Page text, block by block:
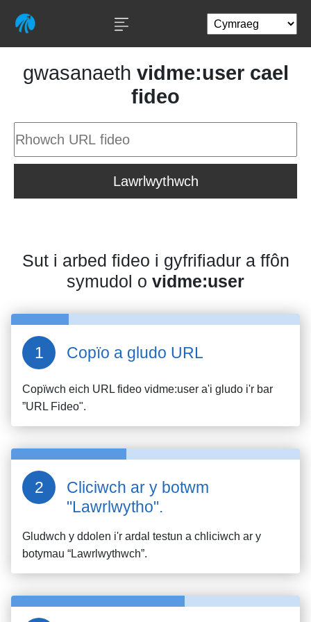
gwasanaeth vidme:user cael
fideo
Lawrlwythwch
Sut i arbed fideo i gyfrifiadur a ffôn
symudol o vidme:user
Copïo a gludo URL
Copïwch eich URL fideo vidme:user a'i gludo i'r bar
”URL Fideo".
Cliciwch ar y botwm
"Lawrlwytho".
Gludwch y ddolen i'r ardal testun a chliciwch ar y
botymau “Lawrlwythwch”.